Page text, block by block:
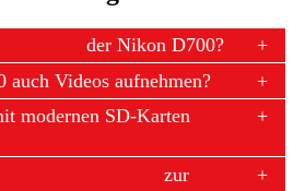
der Nikon D700?
Videos aufnehmen?
modernen SD-Karten
zur